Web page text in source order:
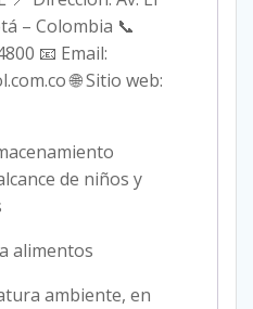
– Colombia 📞
📧 Email:
🌐 Sitio web:
de niños y
alimentos
ambiente, en